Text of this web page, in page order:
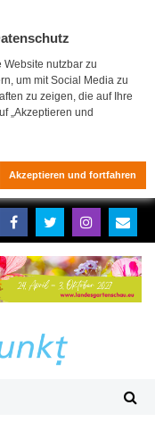
nutzbar zu
um mit Social Media zu
zu zeigen, die auf Ihre
„Akzeptieren und
Akzeptieren und fortfahren